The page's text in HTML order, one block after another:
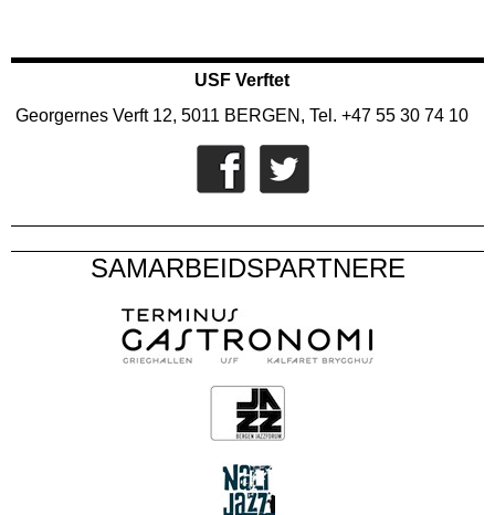
USF Verftet
Georgernes Verft 12, 5011 BERGEN, Tel. +47 55 30 74 10
SAMARBEIDSPARTNERE